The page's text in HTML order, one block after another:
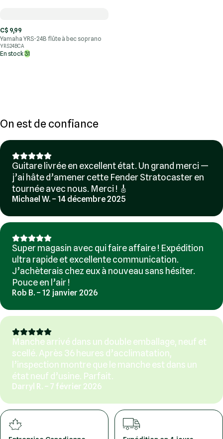
C$ 9,99
Yamaha YRS-24B flûte à bec soprano
YRS24BCA
En stock31
On est de confiance
Guitare livrée en excellent état. Un grand merci —
j’ai hâte d’amener cette Fender Stratocaster en
tournée avec nous. Merci ! 🎸
Michael W. – 14 décembre 2025
Super magasin avec qui faire affaire ! Expédition
ultra rapide et excellente communication.
J’achèterais chez eux à nouveau sans hésiter.
Pouce en l’air !
Rob B. – 12 janvier 2026
Manche arrivé dans un double emballage, neuf et
scellé. Après 36 heures d’acclimatation,
l’inspection montre que le manche est dans un
état neuf d’usine. Parfait.
Darryl R. – 7 février 2026